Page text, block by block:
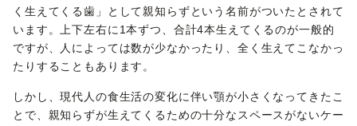
く生えてくる歯」として親知らずという名前がついたとされて
います。上下左右に1本ずつ、合計4本生えてくるのが一般的
ですが、人によっては数が少なかったり、全く生えてこなかっ
たりすることもあります。
しかし、現代人の食生活の変化に伴い顎が小さくなってきたこ
とで、親知らずが生えてくるための十分なスペースがないケー